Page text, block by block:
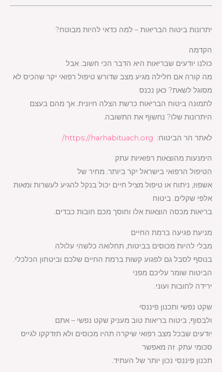
יתרונות ביטוח הבריאות – למה כדאי להיות מבוטח?
הקדמה
כולנו יודעים שבריאות היא הדבר הכי חשוב. אבל
מה קורה אם חלילה מגיע מצב שדורש טיפול רפואי יקר שהכיס לא
מסוגל לשאת? כאן נכנס
לתמונה ביטוח הבריאות כרשת הצלה חיונית. אך מהם בעצם
היתרונות שלו? נחשוף את התשובה.
לאתר הר הביטוח: https://harhabituach.org/
הימנעות מהוצאות רפואיות עתק
הטיפול הרפואי בישראל יקר ביותר. מחיר של
אשפוז, ניתוח או טיפול מציל חיים יכול בנקל להגיע לעשרות ומאות
אלפי שקלים. ביטוח
בריאות מכסה הוצאות אלו וחוסך מכם חובות כבדים.
מניעת פגיעה ברמת החיים
מבלי להיות מכוסים בביטוח, תחלואה כלשהי עלולה
בנוסף לסבל גם לפגוע קשות ברמת החיים שלכם וביטחון הכלכלי.
הביטוח שומר עליכם מפני
ירידה לחובות ועוני.
שקט נפשי ותכנון פיננסי
ולבסוף, ביטוח בריאות טוב מעניק שקט נפשי – אתם
יודעים שבכל מצב רפואי שיקרה תהיו מכוסים ולא תזדקקו לגייס
סכומי עתק. זה מאפשר
תכנון פיננסי נכון יותר של העתיד.